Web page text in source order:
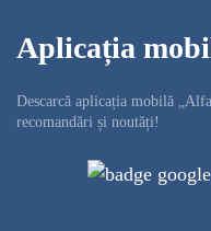
Aplicația
Descarcă aplicația mobilă
recomandări și noutăți!